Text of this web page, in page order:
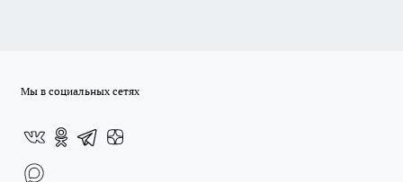
Мы в социальных сетях